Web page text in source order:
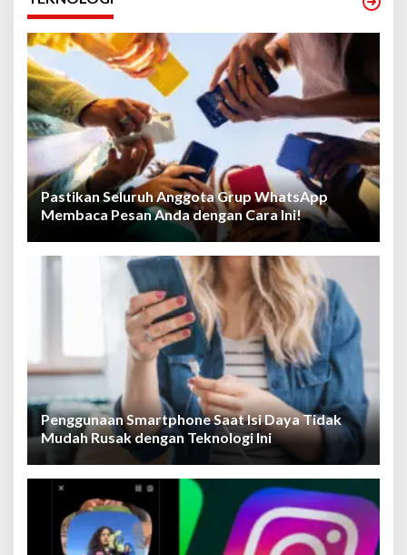
Pastikan Seluruh Anggota Grup WhatsApp
Membaca Pesan Anda dengan Cara Ini!
Penggunaan Smartphone Saat Isi Daya Tidak
Mudah Rusak dengan Teknologi Ini